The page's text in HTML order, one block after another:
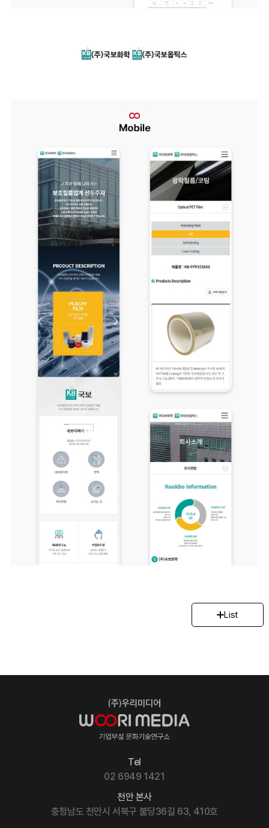
List
천안 본사
충청남도 천안시 서북구 불당36길 63, 410호
Tel
02 6949 1421